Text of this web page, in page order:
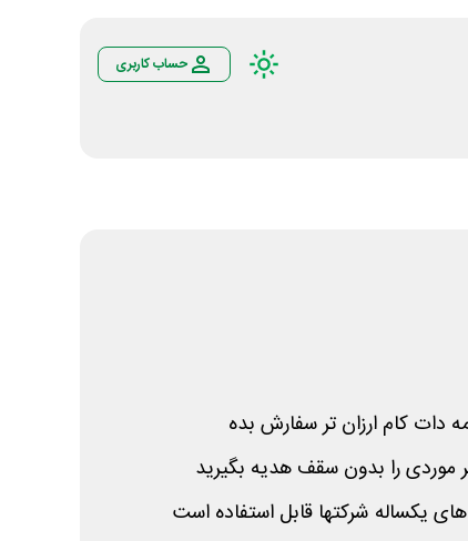
حساب کاربری
دات کام ارزان تر سفارش بده
یکساله شرکتها قابل استفاده است